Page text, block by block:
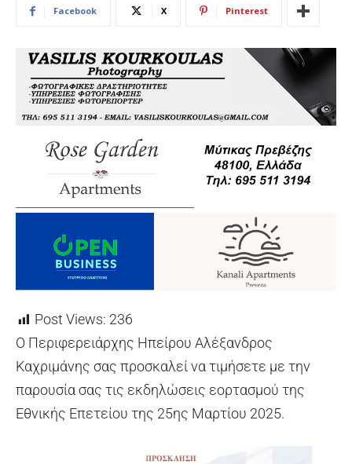
Facebook X Pinterest
Post Views: 236
O Περιφερειάρχης Ηπείρου Αλέξανδρος
Καχριμάνης σας προσκαλεί να τιμήσετε με την
παρουσία σας τις εκδηλώσεις εορτασμού της
Εθνικής Επετείου της 25ης Μαρτίου 2025.